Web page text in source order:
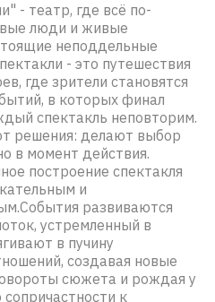
- театр, где всё по-
люди и живые
неподдельные
- это путешествия
где зрители становятся
в которых финал
спектакль неповторим.
решения: делают выбор
в момент действия.
построение спектакля
и
развиваются
устремленный в
в пучину
создавая новые
сюжета и рождая у
сопричастности к